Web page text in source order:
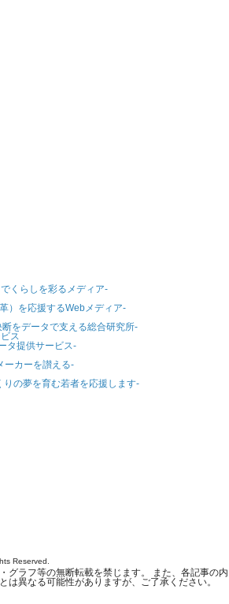
くらしを彩るメディア-
）を応援するWebメディア-
をデータで支える総合研究所-
ス
タ提供サービス-
ーカーを讃える-
の夢を育む若者を応援します-
Reserved.
グラフ等の無断転載を禁じます。 また、各記事の内
は異なる可能性がありますが、ご了承ください。